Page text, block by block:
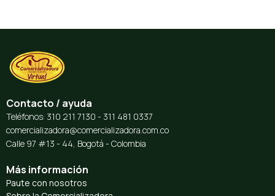
Contacto / ayuda
Teléfonos: 310 211 7130 - 311 481 0337
comercializadora@comercializadora.com.co
Calle 97 #13 - 44, Bogotá - Colombia​
Más información​
Paute con nosotros